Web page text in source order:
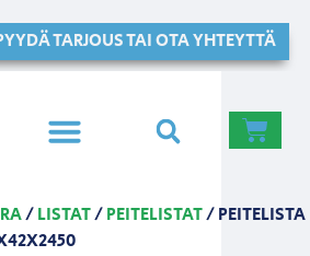
TARJOUS TAI OTA YHTEYTTÄ
/LISTAT/PEITELISTAT/ PEITELISTA